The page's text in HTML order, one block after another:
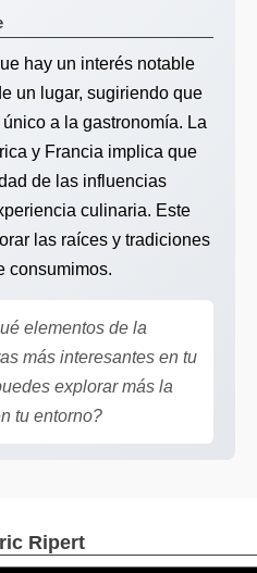
hay un interés notable
un lugar, sugiriendo que
a la gastronomía. La
y Francia implica que
de las influencias
culinaria. Este
las raíces y tradiciones
consumimos.
elementos de la
más interesantes en tu
explorar más la
tu entorno?
Ripert